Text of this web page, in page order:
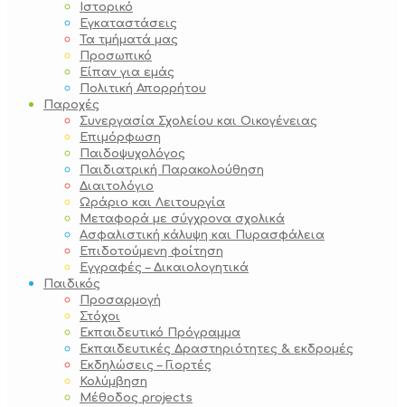
Ιστορικό
Εγκαταστάσεις
Τα τμήματά μας
Προσωπικό
Είπαν για εμάς
Πολιτική Απορρήτου
Παροχές
Συνεργασία Σχολείου και Οικογένειας
Επιμόρφωση
Παιδοψυχολόγος
Παιδιατρική Παρακολούθηση
Διαιτολόγιο
Ωράριο και Λειτουργία
Μεταφορά με σύγχρονα σχολικά
Ασφαλιστική κάλυψη και Πυρασφάλεια
Επιδοτούμενη φοίτηση
Εγγραφές – Δικαιολογητικά
Παιδικός
Προσαρμογή
Στόχοι
Εκπαιδευτικό Πρόγραμμα
Εκπαιδευτικές Δραστηριότητες & εκδρομές
Εκδηλώσεις – Γιορτές
Κολύμβηση
Μέθοδος projects